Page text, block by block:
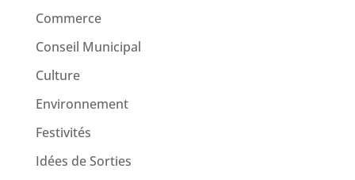
Commerce
Conseil Municipal
Culture
Environnement
Festivités
Idées de Sorties